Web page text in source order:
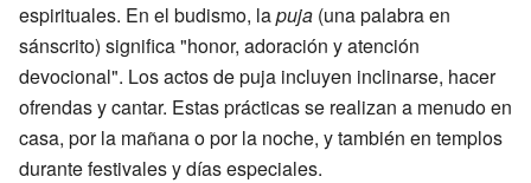
espirituales. En el budismo, lapuja (una palabra en
sánscrito) significa "honor, adoración y atención
devocional". Los actos de puja incluyen inclinarse, hacer
ofrendas y cantar. Estas prácticas se realizan a menudo en
casa, por la mañana o por la noche, y también en templos
durante festivales y días especiales.